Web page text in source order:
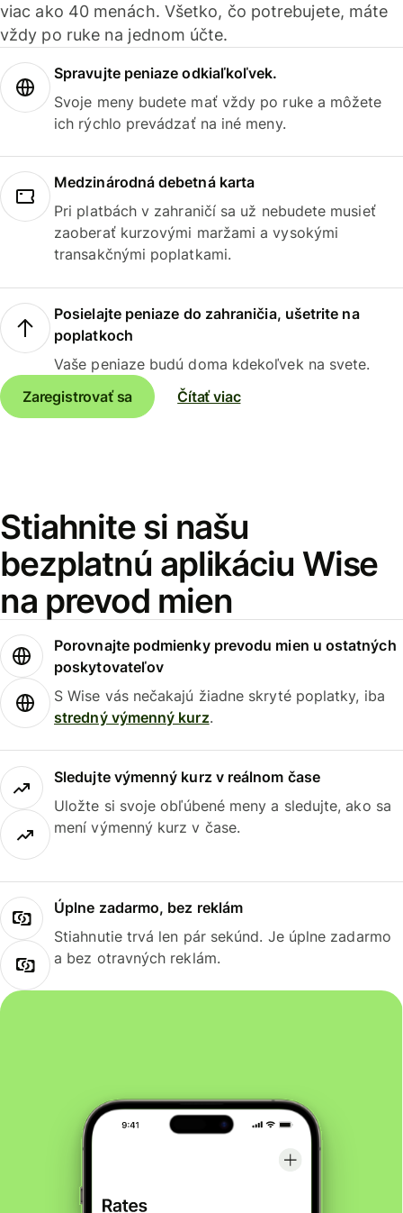
viac ako 40 menách. Všetko, čo potrebujete, máte
vždy po ruke na jednom účte.
Spravujte peniaze odkiaľkoľvek.
Svoje meny budete mať vždy po ruke a môžete
ich rýchlo prevádzať na iné meny.
Medzinárodná debetná karta
Pri platbách v zahraničí sa už nebudete musieť
zaoberať kurzovými maržami a vysokými
transakčnými poplatkami.
Posielajte peniaze do zahraničia, ušetrite na
poplatkoch
Vaše peniaze budú doma kdekoľvek na svete.
Zaregistrovať sa
Čítať viac
Stiahnite si našu
bezplatnú aplikáciu Wise
na prevod mien
Porovnajte podmienky prevodu mien u ostatných
poskytovateľov
S Wise vás nečakajú žiadne skryté poplatky, iba
stredný výmenný kurz.
Sledujte výmenný kurz v reálnom čase
Uložte si svoje obľúbené meny a sledujte, ako sa
mení výmenný kurz v čase.
Úplne zadarmo, bez reklám
Stiahnutie trvá len pár sekúnd. Je úplne zadarmo
a bez otravných reklám.